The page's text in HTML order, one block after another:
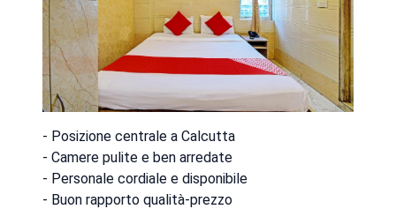
- Posizione centrale a Calcutta
- Camere pulite e ben arredate
- Personale cordiale e disponibile
- Buon rapporto qualità-prezzo